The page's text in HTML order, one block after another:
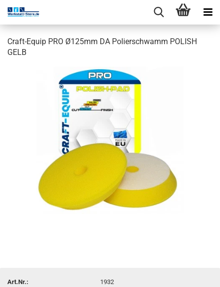
Craft-Equip PRO Ø125mm DA Polierschwamm POLISH
GELB
Art.Nr.:
1932